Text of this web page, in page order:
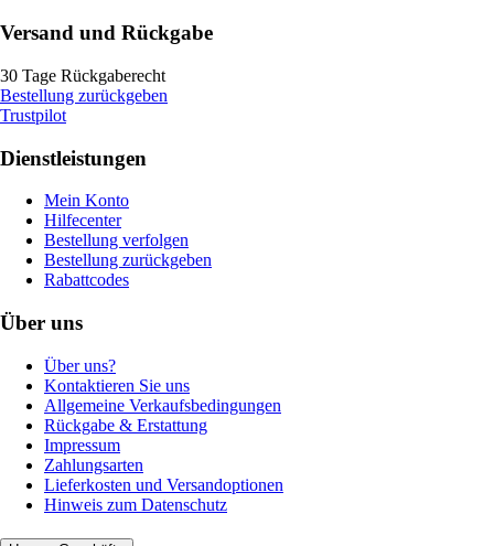
Versand und Rückgabe
30 Tage Rückgaberecht
Bestellung zurückgeben
Trustpilot
Dienstleistungen
Mein Konto
Hilfecenter
Bestellung verfolgen
Bestellung zurückgeben
Rabattcodes
Über uns
Über uns?
Kontaktieren Sie uns
Allgemeine Verkaufsbedingungen
Rückgabe & Erstattung
Impressum
Zahlungsarten
Lieferkosten und Versandoptionen
Hinweis zum Datenschutz